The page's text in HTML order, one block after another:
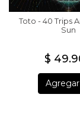
Toto - 40 Trips
Sun
$
Agregar